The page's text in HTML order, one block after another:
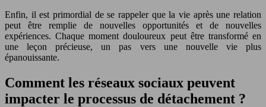
Enfin, il est primordial de se rappeler que la vie après une relation
peut être remplie de nouvelles opportunités et de nouvelles
expériences. Chaque moment douloureux peut être transformé en
une leçon précieuse, un pas vers une nouvelle vie plus
épanouissante.
Comment les réseaux sociaux peuvent
impacter le processus de détachement ?